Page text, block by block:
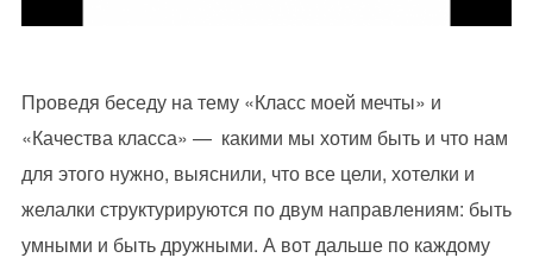
Проведя беседу на тему «Класс моей мечты» и
«Качества класса» — какими мы хотим быть и что нам
для этого нужно, выяснили, что все цели, хотелки и
желалки структурируются по двум направлениям: быть
умными и быть дружными. А вот дальше по каждому